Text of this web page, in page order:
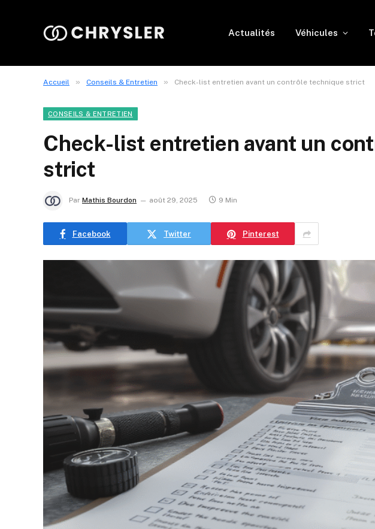
Actualités Véhicules
Accueil » Conseils & Entretien » Check-list entretien avant un contrôle technique strict
CONSEILS & ENTRETIEN
Check-list entretien avant un
strict
Par Mathis Bourdon août 29, 2025 9 Min
Facebook Twitter Pinterest